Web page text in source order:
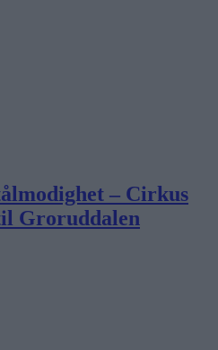
– Cirkus
Groruddalen